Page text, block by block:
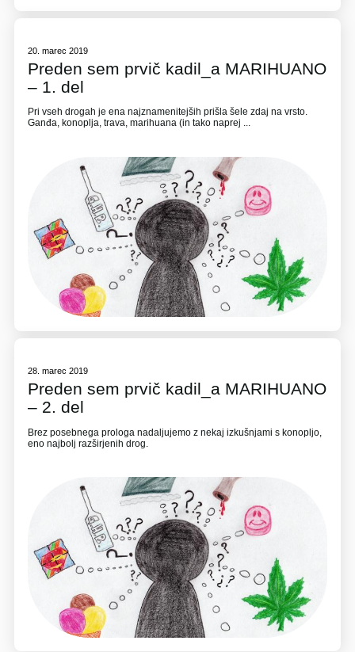
20. marec 2019
Preden sem prvič kadil_a MARIHUANO
– 1. del
Pri vseh drogah je ena najznamenitejših prišla šele zdaj na vrsto.
Ganđa, konoplja, trava, marihuana (in tako naprej ...
28. marec 2019
Preden sem prvič kadil_a MARIHUANO
– 2. del
Brez posebnega prologa nadaljujemo z nekaj izkušnjami s konopljo,
eno najbolj razširjenih drog.